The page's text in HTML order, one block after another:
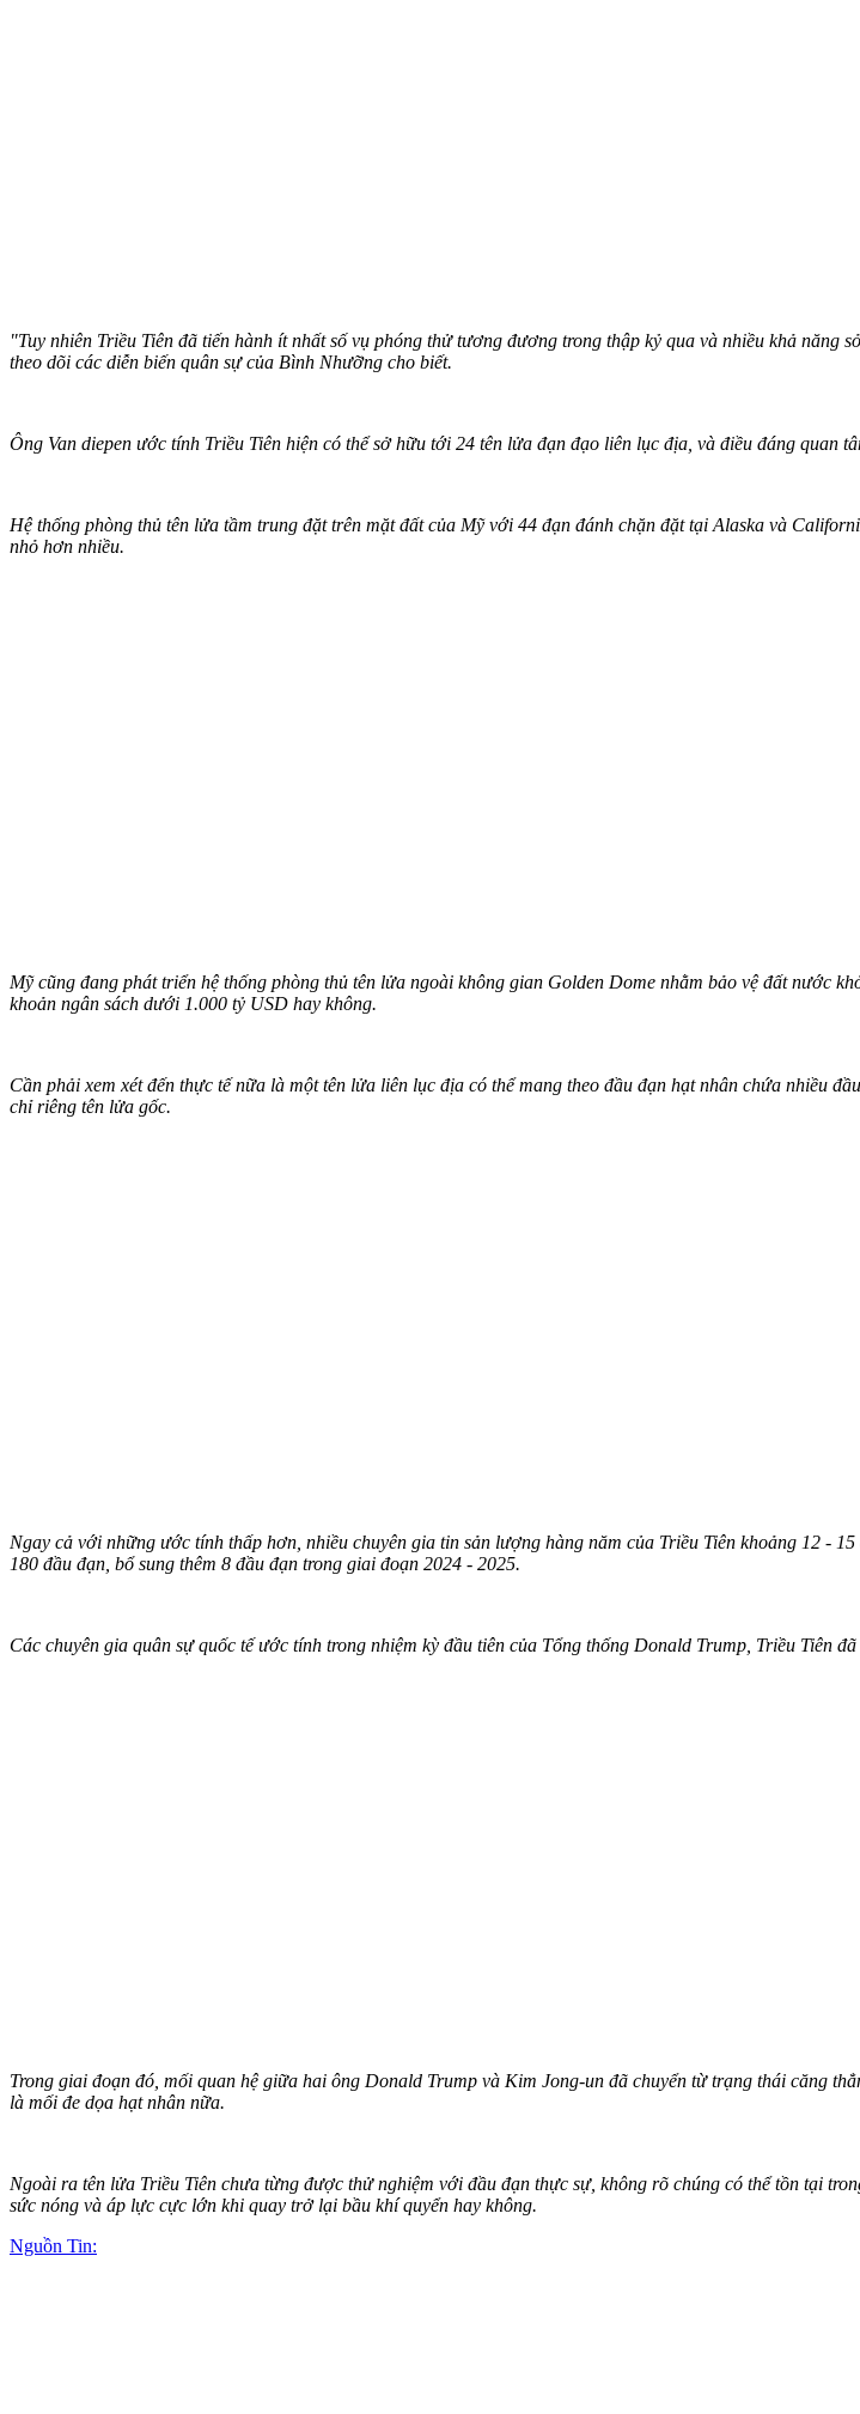
"Tuy nhiên Triều Tiên đã tiến hành ít nhất số vụ phóng thử tương đương trong thập kỷ qua và nhiều khả
theo dõi các diễn biến quân sự của Bình Nhưỡng cho biết.
Ông Van di‌epen ước tính Triều Tiên hiện có thể sở hữu tới 24 tên lửa đạn đạo liên lục địa, và điều đáng quan
Hệ thống phòng thủ tên lửa tầm trung đặt trên mặt đất của Mỹ với 44 đạn đánh chặn đặt tại Alaska và
nhỏ hơn nhiều.
Mỹ cũng đang phát triển hệ thống phòng thủ tên lửa ngoài không gian Golden Dome nhằm bảo vệ đất nước
khoản ngân sách dưới 1.000 tỷ USD hay không.
Cần phải xem xét đến thực tế nữa là một tên lửa liên lục địa có thể mang theo đầu đạn hạt nhân chứa nhiều
chỉ riêng tên lửa gốc.
Ngay cả với những ước tính thấp hơn, nhiều chuyên gia tin sản lượng hàng năm của Triều Tiên khoảng 12 -
180 đầu đạn, bổ sung thêm 8 đầu đạn trong giai đoạn 2024 - 2025.
Các chuyên gia quân sự quốc tế ước tính trong nhiệm kỳ đầu tiên của Tổng thống Donald Trump, Triều Tiên
Trong giai đoạn đó, mối quan hệ giữa hai ông Donald Trump và Kim Jong-un đã chuyển từ trạng thái căng
là mối đe dọa hạt nhân nữa.
Ngoài ra tên lửa Triều Tiên chưa từng được thử nghiệm với đầu đạn thực sự, không rõ chúng có thể tồn tại
sức nóng và áp lực cực lớn khi quay trở lại bầu khí quyển hay không.
Nguồn Tin: